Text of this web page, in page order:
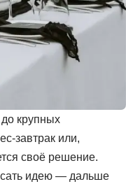
крупных
завтрак или,
своё решение.
идею — дальше